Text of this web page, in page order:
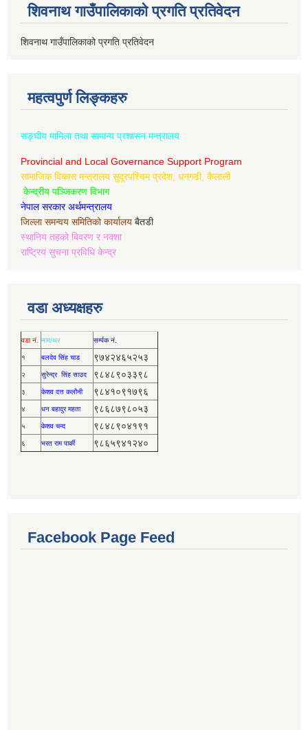
शिवनाथ गाउँपालिकाको प्रगति प्रतिवेदन
शिवनाथ गाउँपालिकाको प्रगति प्रतिवेदन
महत्वपुर्ण लिङ्कहरु
सङ्घीय मामिला तथा सामान्य प्रशासन मन्त्रालय
Provincial and Local Governance Support Program
सामाजिक विकास मन्त्रालय सुदूरपश्चिम प्रदेश, धनगढी, कैलाली
केन्द्रीय पञ्जिकरण विभाग
नेपाल सरकार अर्थमन्त्रालय
जिल्ला समन्वय समितिको कार्यालय बैतडी
स्थानिय तहको बिवरण र नक्शा
राष्ट्रिय सुचना प्रविधि केन्द्र
वडा अध्यक्षहरु
वडा नं. नाम/थर सर्म्पक नं.
१ बलदेव सिंह चाड ९७४२४६५२५३
२ सुरेन्द्र सिंह साउद ९८४८९०३३९८
३ केशव दत्त कलौनी ९८४१०९१७९६
४ धन बहादुर महता ९८६८७९८०५३
५ केशव चन्द ९८४८९०४१९१
६ भरत राम पार्की ९८६५९४१२४०
Facebook Page Feed